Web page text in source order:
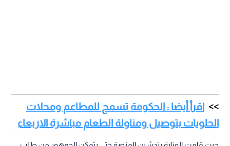
اقرأ أيضا : الحكومة تسمح للمطاعم ومحلات
الحلويات بتوصيل ومناولة الطعام مباشرة الاربعاء